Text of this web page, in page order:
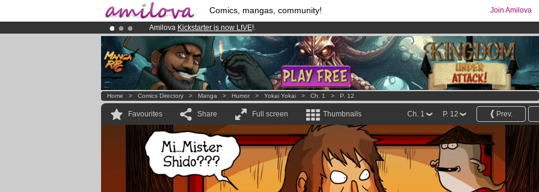
Comics, mangas, community! Join Amilova
Amilova Kickstarter is now LIVE!.
Already 134393membersand 1208comics & mangas!.
Premium membership from3.95 euros per month !Get membership now
Home > Comics Directory > Manga > Humor > Yokai Yokai > Ch. 1 > P. 12
Favourites Share Full screen Thumbnails Prev.
P. 12
Ch. 1